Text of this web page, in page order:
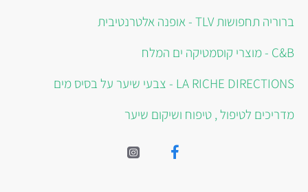
ברוריה תחפושות TLV - אופנה אלטרנטיבית
C&B - מוצרי קוסמטיקה ים המלח
LA RICHE DIRECTIONS - צבעי שיער על בסיס מים
מדריכים לטיפול , טיפוח ושיקום שיער